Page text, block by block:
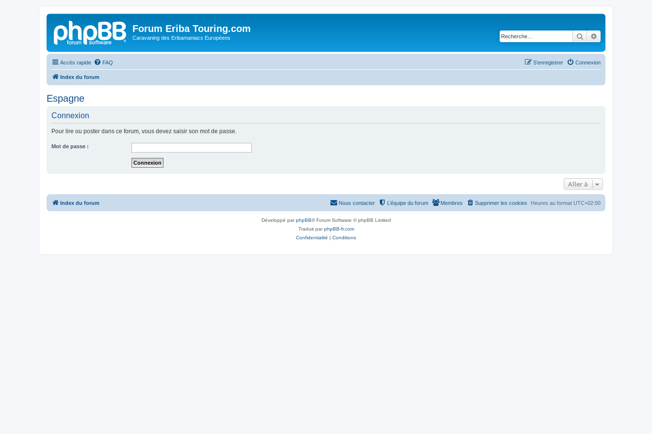
Forum Eriba Touring.com
Caravaning des Eribamaniacs Européens Rechercher
Accès rapide FAQ Connexion
S’enregistrer
Index du forum
Espagne
Connexion
Pour lire ou poster dans ce forum, vous devez saisir son mot de passe.
Mot de passe :
Aller à
Index du forum Heures au format UTC+02:00
Supprimer les cookies
Membres
L’équipe du forum
Nous contacter
Développé parphpBB® Forum Software © phpBB Limited
Traduit parphpBB-fr.com
Confidentialité | Conditions